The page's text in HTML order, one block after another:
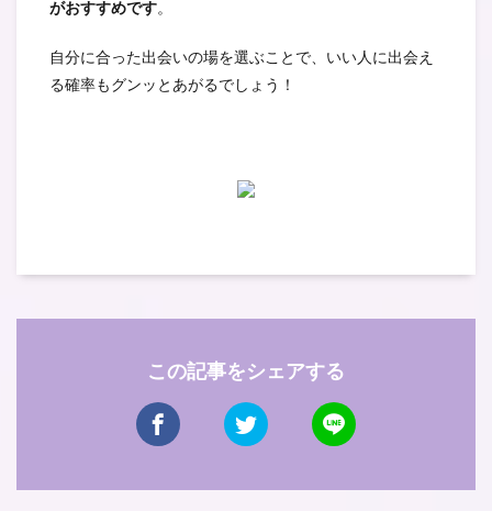
がおすすめです。
自分に合った出会いの場を選ぶことで、いい人に出会え
る確率もグンッとあがるでしょう！
この記事をシェアする